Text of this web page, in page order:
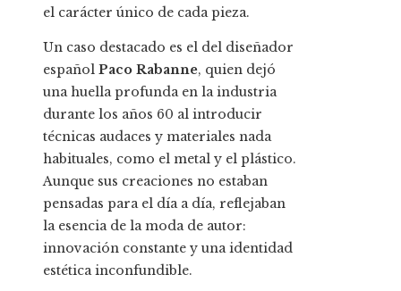
el carácter único de cada pieza.
Un caso destacado es el del diseñador
español Paco Rabanne, quien dejó
una huella profunda en la industria
durante los años 60 al introducir
técnicas audaces y materiales nada
habituales, como el metal y el plástico.
Aunque sus creaciones no estaban
pensadas para el día a día, reflejaban
la esencia de la moda de autor:
innovación constante y una identidad
estética inconfundible.